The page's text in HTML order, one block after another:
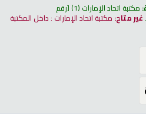
مكتبة اتحاد الإمارات (1) رقم
غير متاح: مكتبة اتحاد الإمارات : داخل المكتبة